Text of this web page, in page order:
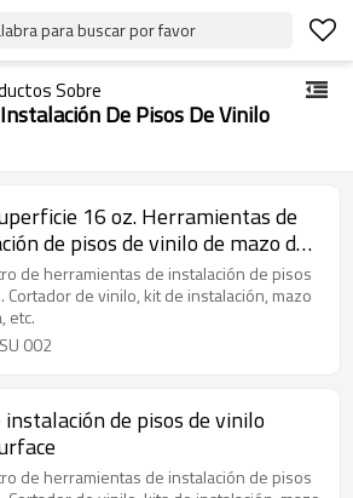
para buscar por favor
Sobre
De Pisos De Vinilo
16 oz. Herramientas de
de pisos de vinilo de mazo de
de herramientas de instalación de pisos
Cortador de vinilo, kit de instalación, mazo
etc.
002
instalación de pisos de vinilo
de herramientas de instalación de pisos